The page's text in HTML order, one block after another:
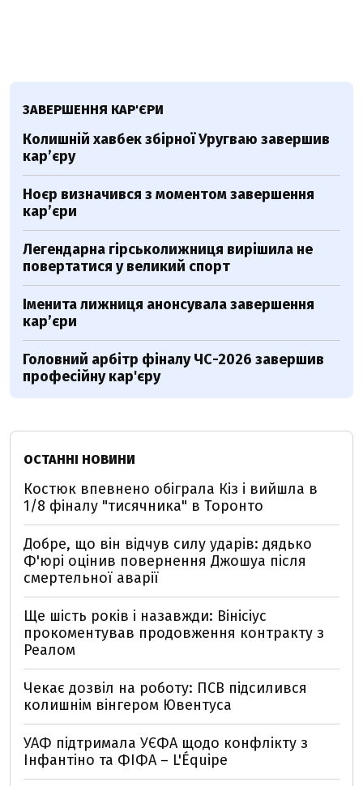
ЗАВЕРШЕННЯ КАР'ЄРИ
Колишній хавбек збірної Уругваю завершив
кар’єру
Ноєр визначився з моментом завершення
кар’єри
Легендарна гірськолижниця вирішила не
повертатися у великий спорт
Іменита лижниця анонсувала завершення
кар’єри
Головний арбітр фіналу ЧС-2026 завершив
професійну кар'єру
ОСТАННІ НОВИНИ
Костюк впевнено обіграла Кіз і вийшла в
1/8 фіналу "тисячника" в Торонто
Добре, що він відчув силу ударів: дядько
Ф'юрі оцінив повернення Джошуа після
смертельної аварії
Ще шість років і назавжди: Вінісіус
прокоментував продовження контракту з
Реалом
Чекає дозвіл на роботу: ПСВ підсилився
колишнім вінгером Ювентуса
УАФ підтримала УЄФА щодо конфлікту з
Інфантіно та ФІФА – L'Équipe